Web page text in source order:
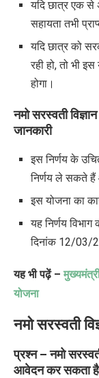
यदि छात्र एक से
सहायता तभी
यदि छात्र को
रही हो, तो भी
होगा।
नमो सरस्वती
जानकारी
इस निर्णय के
निर्णय ले सकते हैं
इस योजना का
यह निर्णय
दिनांक 12/03/
यह भी पढ़ें –
योजना
नमो सरस्वती
प्रश्न –नमो
आवेदन कर सकता